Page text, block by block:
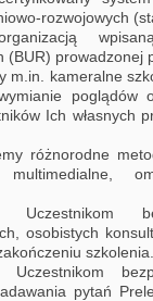
rozwojowych
(BUR) prowadzonej
m.in. kameralne
poglądów
Ich własnych
różnorodne
multimedialne,
Uczestnikom
osobistych
szkolenia.
Uczestnikom
pytań